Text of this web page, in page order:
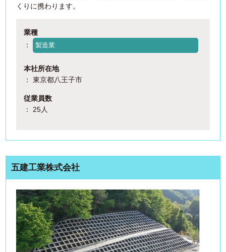
くりに携わります。
業種
：
製造業
本社所在地
： 東京都八王子市
従業員数
： 25人
五建工業株式会社